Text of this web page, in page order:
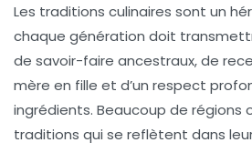
Les traditions culinaires sont un
chaque génération doit
de savoir-faire ancestraux, de
mère en fille et d’un respect
ingrédients. Beaucoup de régions
traditions qui se reflètent dans